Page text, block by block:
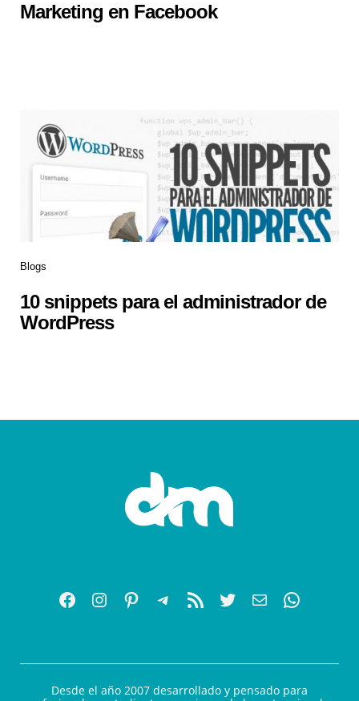
Marketing en Facebook
Blogs
10 snippets para el administrador de
WordPress
Desde el año 2007 desarrollado y pensado para